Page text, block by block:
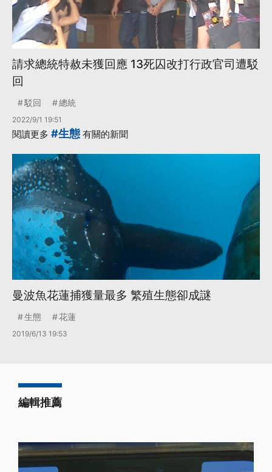
請求總統特赦未獲回應 13死囚改打行政官司遭駁
回
駁回 總統
2022/9/1 19:51
閱讀更多 #生態 有關的新聞
曼波魚花蓮捕獲量最多 繁殖生態卻成謎
生態 花蓮
2019/6/13 19:53
編輯推薦